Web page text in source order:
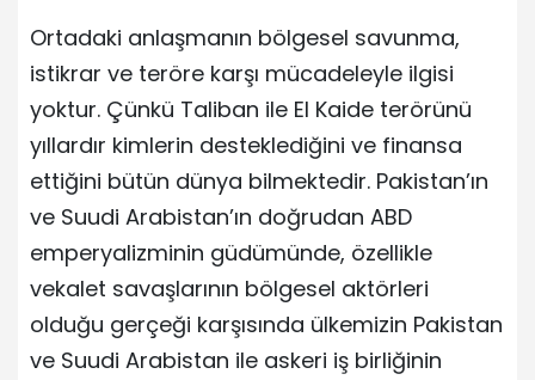
Ortadaki anlaşmanın bölgesel savunma,
istikrar ve teröre karşı mücadeleyle ilgisi
yoktur. Çünkü Taliban ile El Kaide terörünü
yıllardır kimlerin desteklediğini ve finansa
ettiğini bütün dünya bilmektedir. Pakistan’ın
ve Suudi Arabistan’ın doğrudan ABD
emperyalizminin güdümünde, özellikle
vekalet savaşlarının bölgesel aktörleri
olduğu gerçeği karşısında ülkemizin Pakistan
ve Suudi Arabistan ile askeri iş birliğinin